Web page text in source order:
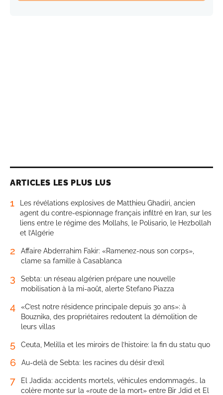
ARTICLES LES PLUS LUS
1
Les révélations explosives de Matthieu Ghadiri, ancien
agent du contre-espionnage français infiltré en Iran, sur les
liens entre le régime des Mollahs, le Polisario, le Hezbollah
et l’Algérie
2
Affaire Abderrahim Fakir: «Ramenez-nous son corps»,
clame sa famille à Casablanca
3
Sebta: un réseau algérien prépare une nouvelle
mobilisation à la mi-août, alerte Stefano Piazza
4
«C’est notre résidence principale depuis 30 ans»: à
Bouznika, des propriétaires redoutent la démolition de
leurs villas
5 Ceuta, Melilla et les miroirs de l’histoire: la fin du statu quo
6 Au-delà de Sebta: les racines du désir d’exil
7
El Jadida: accidents mortels, véhicules endommagés… la
colère monte sur la «route de la mort» entre Bir Jdid et El